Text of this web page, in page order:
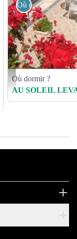
Entrée + terrasse - 1
Où dormir ?
Où dormir ?
AU SOLEIL